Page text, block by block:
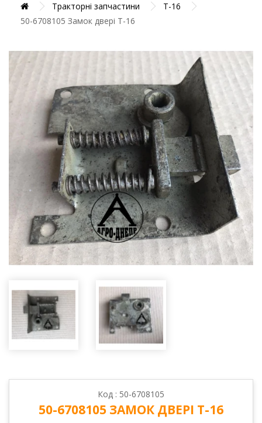
Тракторні запчастини
Т-16
50-6708105 Замок двері Т-16
Код : 50-6708105
50-6708105 ЗАМОК ДВЕРІ Т-16